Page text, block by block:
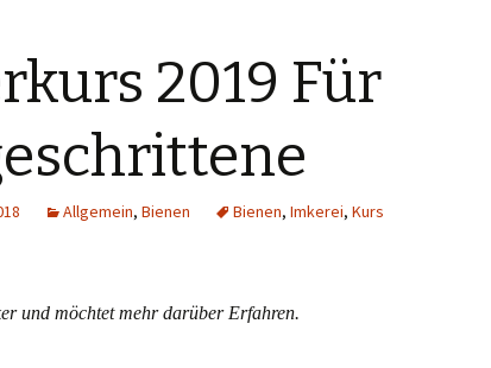
2019 Für
Allgemein, Bienen Bienen, Imkerei, Kurs
und möchtet mehr darüber Erfahren.